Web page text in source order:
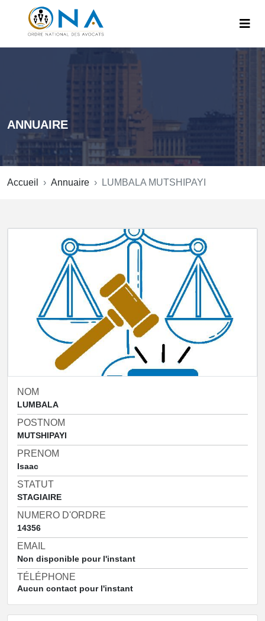
ANNUAIRE
Accueil Annuaire LUMBALA MUTSHIPAYI
NOM
LUMBALA
POSTNOM
MUTSHIPAYI
PRENOM
Isaac
STATUT
STAGIAIRE
NUMERO D'ORDRE
14356
EMAIL
Non disponible pour l'instant
TÉLÉPHONE
Aucun contact pour l'instant